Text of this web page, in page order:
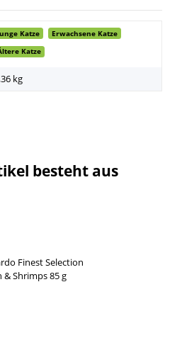
Katze
Erwachsene Katze
Katze
kg
besteht aus